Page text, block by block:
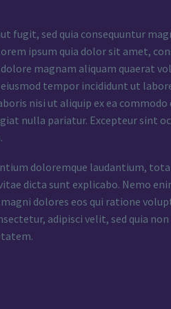
fugit, sed quia consequuntur
ipsum quia dolor sit amet,
magnam aliquam quaerat
tempor incididunt ut
nisi ut aliquip ex ea commodo
nulla pariatur. Excepteur sint
doloremque laudantium,
dicta sunt explicabo. Nemo
dolores eos qui ratione
adipisci velit, sed quia